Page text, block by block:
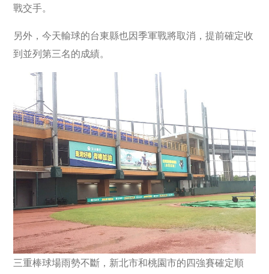
戰交手。
另外，今天輸球的台東縣也因季軍戰將取消，提前確定收
到並列第三名的成績。
三重棒球場雨勢不斷，新北市和桃園市的四強賽確定順